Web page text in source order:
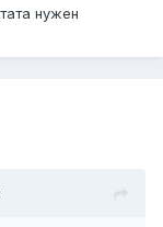
нужен